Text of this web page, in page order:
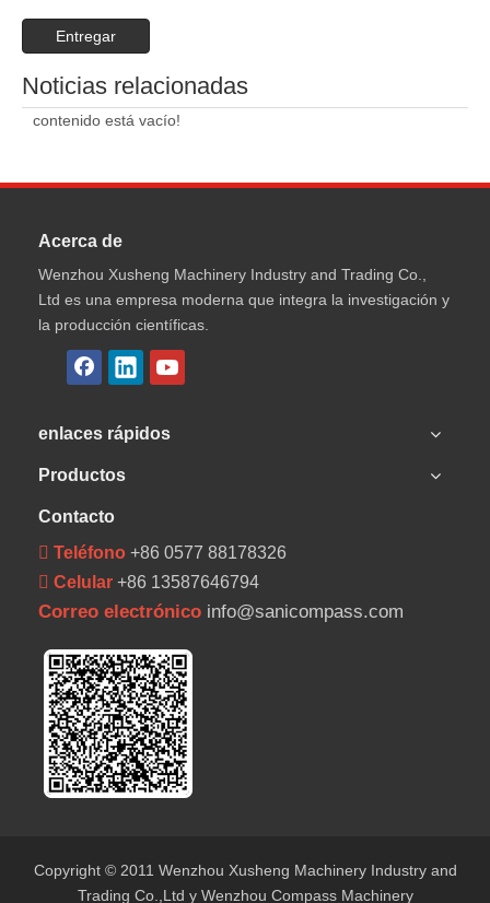
Entregar
Noticias relacionadas
contenido está vacío!
Acerca de
Wenzhou Xusheng Machinery Industry and Trading Co.,
Ltd es una empresa moderna que integra la investigación y
la producción científicas.
enlaces rápidos
Productos
Contacto
 Teléfono +86 0577 88178326
 Celular +86 13587646794
Correo electrónico info@sanicompass.com
Copyright © 2011 Wenzhou Xusheng Machinery Industry and
Trading Co.,Ltd y Wenzhou Compass Machinery